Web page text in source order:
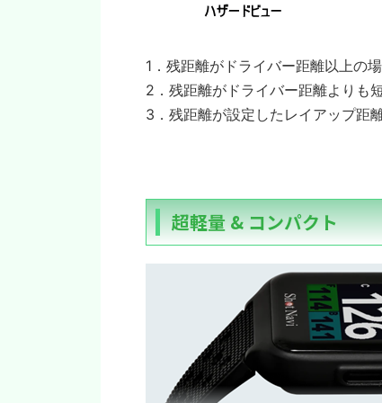
1．残距離がドライバー距離以上の
2．残距離がドライバー距離よりも
3．残距離が設定したレイアップ距
超軽量 & コンパクト